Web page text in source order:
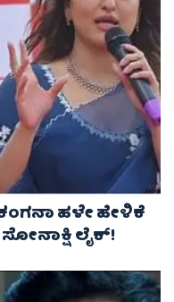
ಹಳೇ ಹೇಳಿಕೆ
ಲೈಕ್!